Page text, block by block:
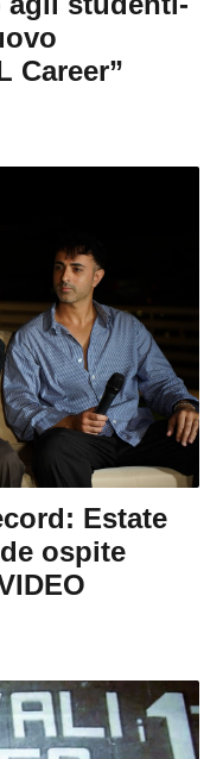
Career”
Estate
ospite